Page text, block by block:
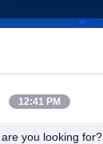
12:41 PM
you looking for?